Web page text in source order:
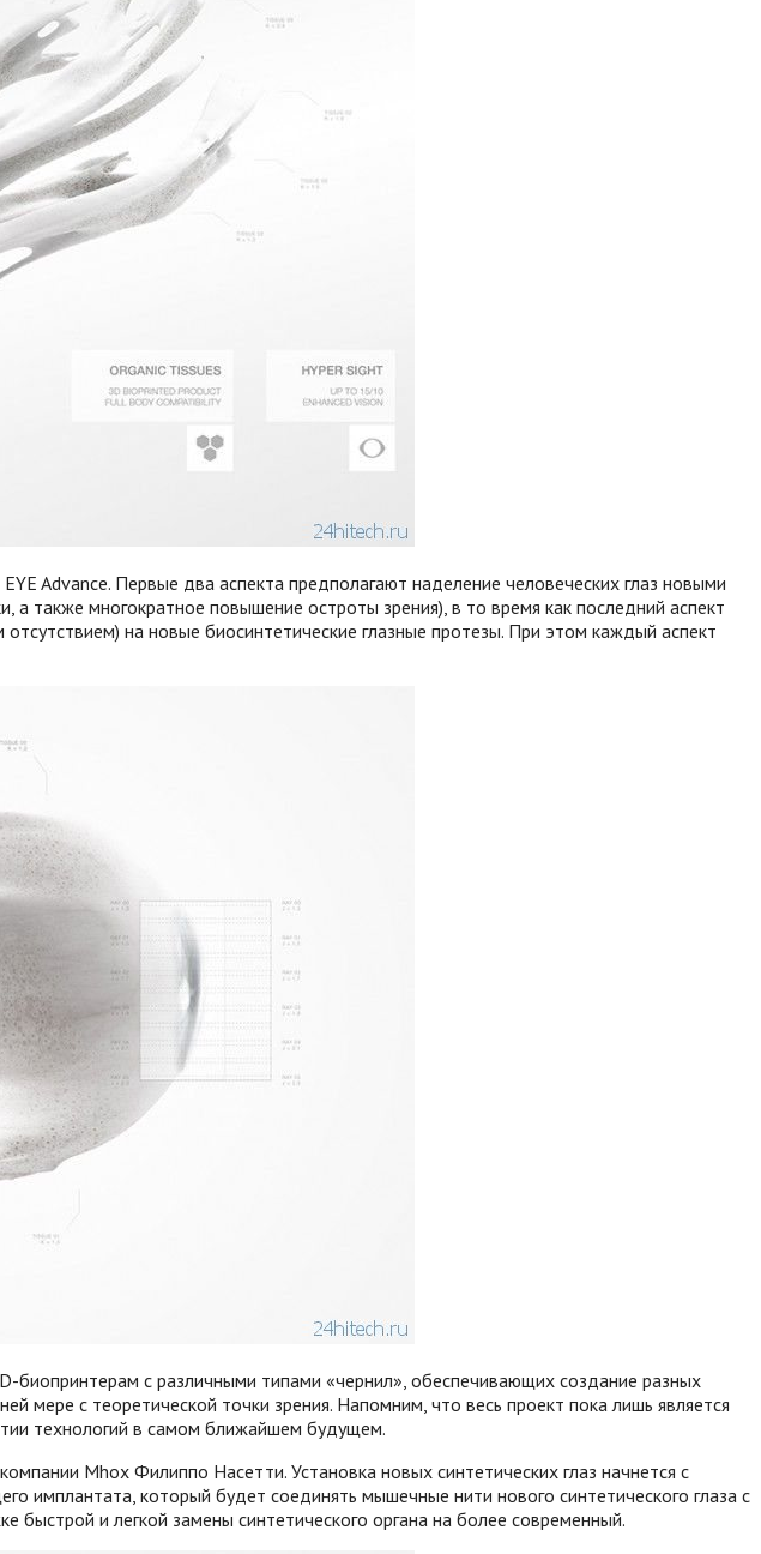
Advance. Первые два аспекта предполагают наделение человеческих глаз новыми
также многократное повышение остроты зрения), в то время как последний аспект
на новые биосинтетические глазные протезы. При этом каждый аспект
с различными типами «чернил», обеспечивающих создание разных
мере с теоретической точки зрения. Напомним, что весь проект пока лишь является
технологий в самом ближайшем будущем.
Mhox Филиппо Насетти. Установка новых синтетических глаз начнется с
имплантата, который будет соединять мышечные нити нового синтетического глаза с
и легкой замены синтетического органа на более современный.